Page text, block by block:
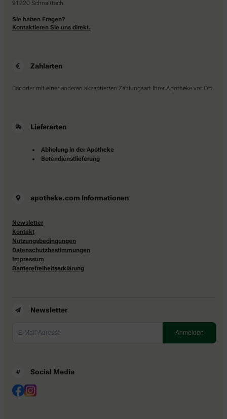
91220 Schnaittach
Sie haben Fragen?
Kontaktieren Sie uns direkt.
Zahlarten
Bar oder mit einer anderen akzeptierten Zahlungsart Ihrer Apotheke vor Ort.
Lieferarten
Abholung in der Apotheke
Botendienstlieferung
apotheke.com Informationen
Newsletter
Kontakt
Nutzungsbedingungen
Datenschutzbestimmungen
Impressum
Barrierefreiheitserklärung
Newsletter
Social Media